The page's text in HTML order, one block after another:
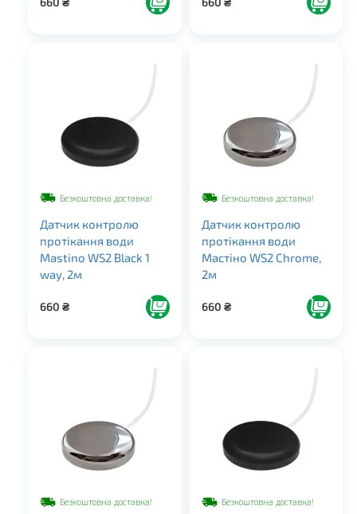
Безкоштовна доставка!
Датчик контролю
протікання води
Mastino WS2 Black 1
way, 2м
660 ₴
Безкоштовна доставка!
Датчик контролю
протікання води
Мастіно WS2 Chrome,
2м
660 ₴
Безкоштовна доставка! Безкоштовна доставка!